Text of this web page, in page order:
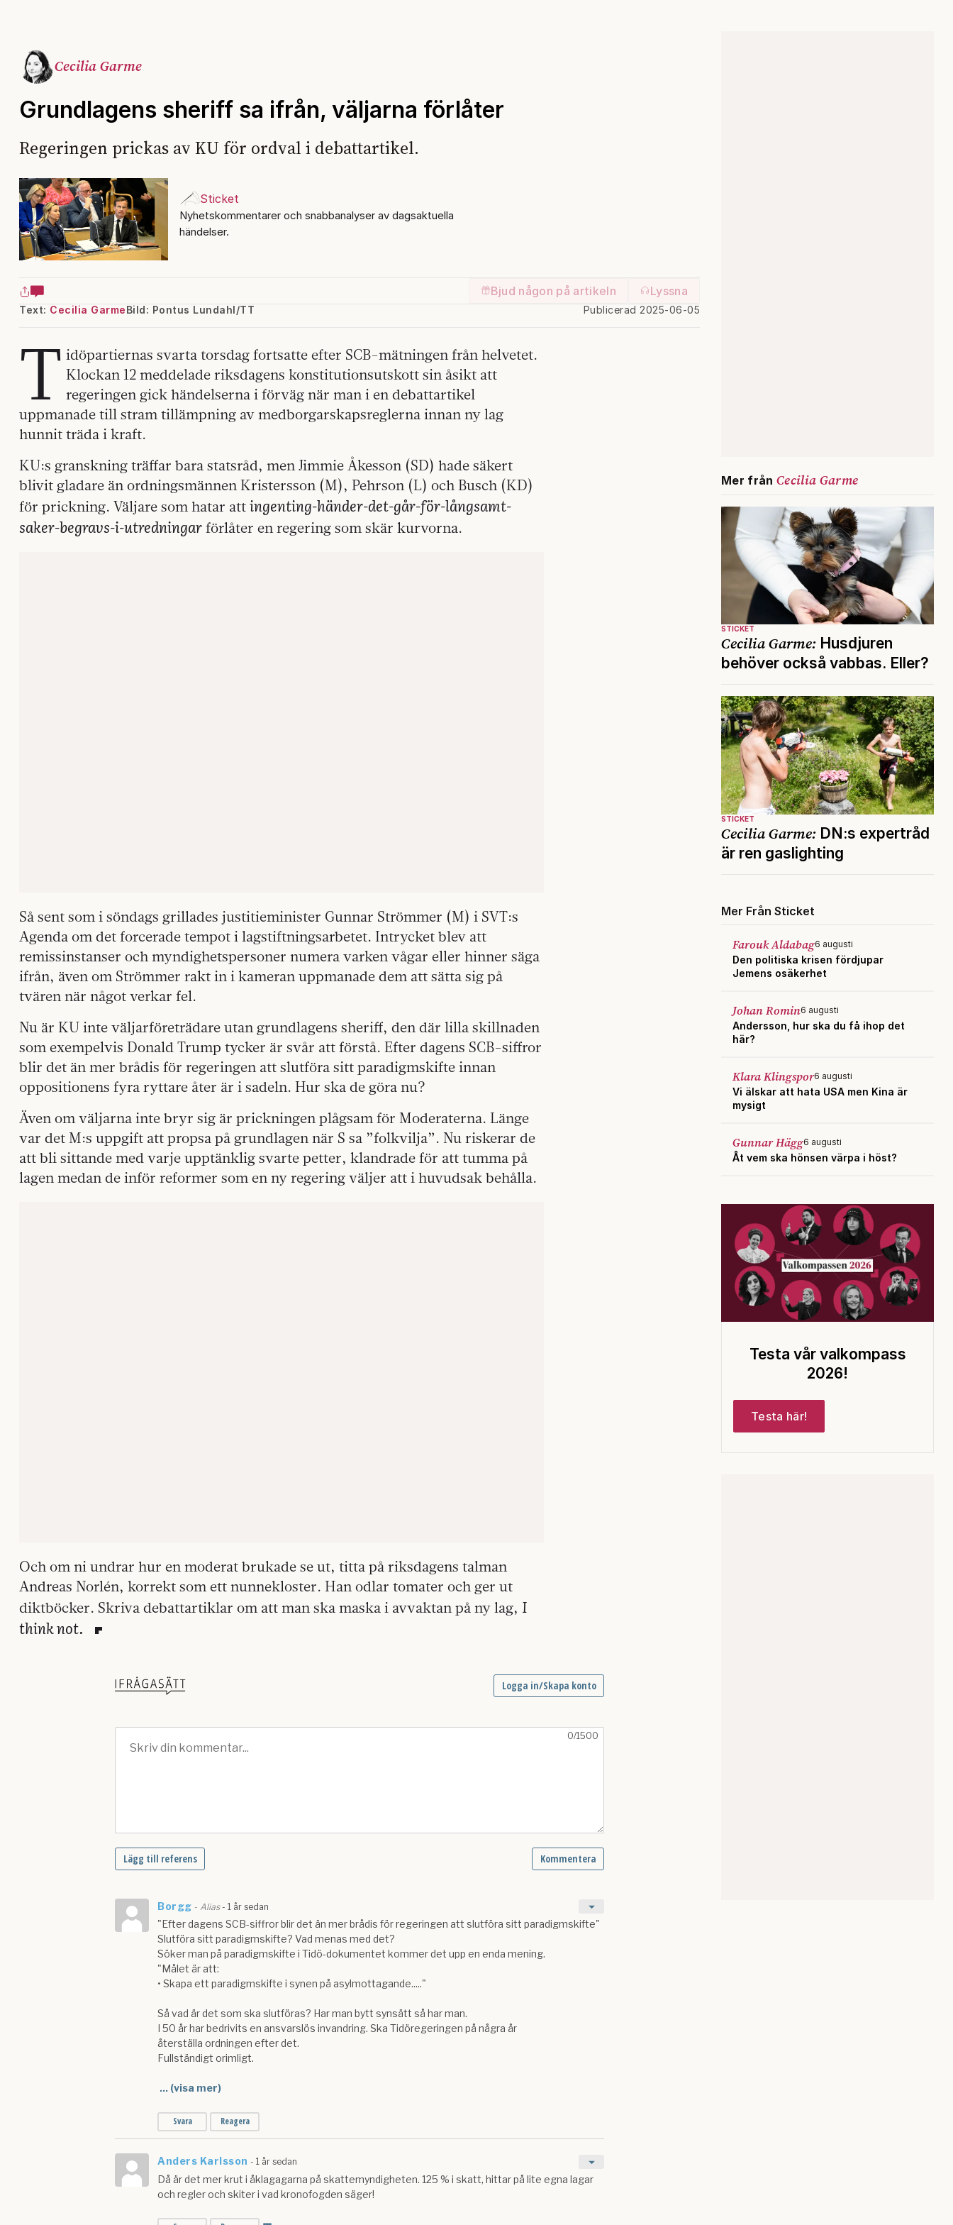
Cecilia Garme
Grundlagens sheriff sa ifrån, väljarna förlåter
Regeringen prickas av KU för ordval i debattartikel.
Sticket
Nyhetskommentarer och snabbanalyser av dagsaktuella
händelser.
Bjud någon på artikeln Lyssna
Text: Cecilia Garme Publicerad 2025-06-05
Bild: Pontus Lundahl/TT
T idöpartiernas svarta torsdag fortsatte efter SCB-mätningen från helvetet.
Klockan 12 meddelade riksdagens konstitutionsutskott sin åsikt att
regeringen gick händelserna i förväg när man i en debattartikel
uppmanade till stram tillämpning av medborgarskapsreglerna innan ny lag
hunnit träda i kraft.
KU:s granskning träffar bara statsråd, men Jimmie Åkesson (SD) hade säkert
blivit gladare än ordningsmännen Kristersson (M), Pehrson (L) och Busch (KD)
för prickning. Väljare som hatar att ingenting-händer-det-går-för-långsamt-
saker-begravs-i-utredningar förlåter en regering som skär kurvorna.
Så sent som i söndags grillades justitieminister Gunnar Strömmer (M) i SVT:s
Agenda om det forcerade tempot i lagstiftningsarbetet. Intrycket blev att
remissinstanser och myndighetspersoner numera varken vågar eller hinner säga
ifrån, även om Strömmer rakt in i kameran uppmanade dem att sätta sig på
tvären när något verkar fel.
Nu är KU inte väljarföreträdare utan grundlagens sheriff, den där lilla skillnaden
som exempelvis Donald Trump tycker är svår att förstå. Efter dagens SCB-siffror
blir det än mer brådis för regeringen att slutföra sitt paradigmskifte innan
oppositionens fyra ryttare åter är i sadeln. Hur ska de göra nu?
Även om väljarna inte bryr sig är prickningen plågsam för Moderaterna. Länge
var det M:s uppgift att propsa på grundlagen när S sa ”folkvilja”. Nu riskerar de
att bli sittande med varje upptänklig svarte petter, klandrade för att tumma på
lagen medan de inför reformer som en ny regering väljer att i huvudsak behålla.
Och om ni undrar hur en moderat brukade se ut, titta på riksdagens talman
Andreas Norlén, korrekt som ett nunnekloster. Han odlar tomater och ger ut
diktböcker. Skriva debattartiklar om att man ska maska i avvaktan på ny lag, I
think not.
Mer från Cecilia Garme
STICKET
Cecilia Garme: Husdjuren
behöver också vabbas. Eller?
STICKET
Cecilia Garme: DN:s expertråd
är ren gaslighting
Mer Från Sticket
Farouk Aldabag6 augusti
Den politiska krisen fördjupar
Jemens osäkerhet
Johan Romin6 augusti
Andersson, hur ska du få ihop det
här?
Klara Klingspor6 augusti
Vi älskar att hata USA men Kina är
mysigt
Gunnar Hägg6 augusti
Åt vem ska hönsen värpa i höst?
Testa vår valkompass
2026!
Testa här!